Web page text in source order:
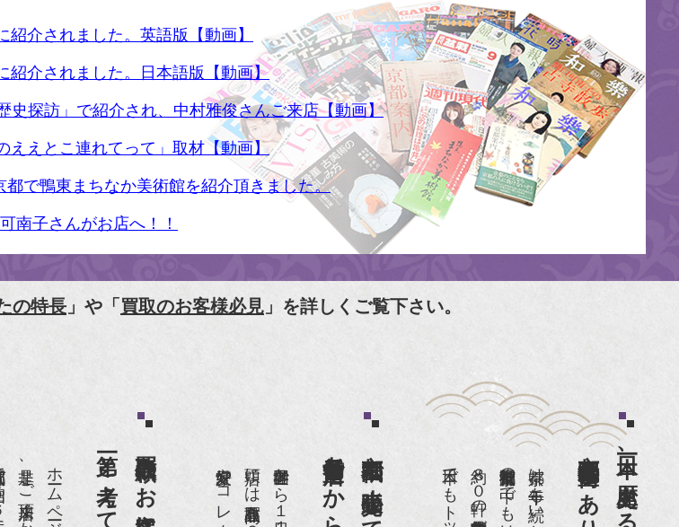
介されました。英語版【動画】
紹介されました。日本語版【動画】
史探訪」で紹介され、中村雅俊さんご来店【動画】
ええとこ連れてって」取材【動画】
都で鴨東まちなか美術館を紹介頂きました。
南子さんがお店へ！！
歩』（5月17日発行）
号
の特長 」や「 買取のお客様必見 」を詳しくご覧下さい。
日本一、歴史ある